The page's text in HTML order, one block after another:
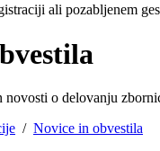
ali pozabljenem
o delovanju
/ Novice in obvestila